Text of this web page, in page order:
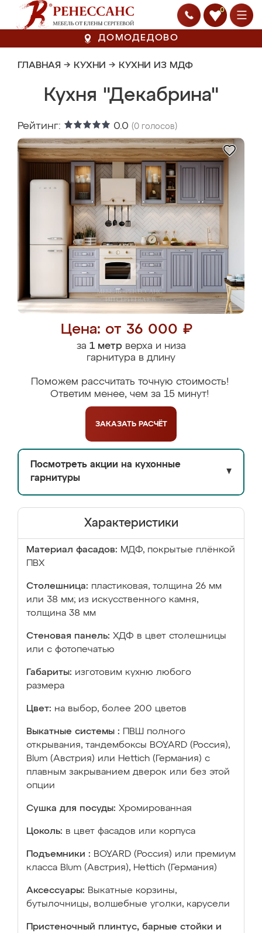
0
ДОМОДЕДОВО
ГЛАВНАЯ → КУХНИ → КУХНИ ИЗ МДФ
Кухня "Декабрина"
Рейтинг: 0.0 (0 голосов)
Цена: от 36 000 ₽
за 1 метрверха и низа
гарнитура в длину
Поможем рассчитать точную стоимость!
Ответим менее, чем за 15 минут!
ЗАКАЗАТЬ РАСЧЁТ
Посмотреть акции на кухонные
гарнитуры
▼
Характеристики
Материал фасадов: МДФ, покрытые плёнкой
ПВХ
Столешница: пластиковая, толщина 26 мм
или 38 мм; из искусственного камня,
толщина 38 мм
Стеновая панель: ХДФ в цвет столешницы
или с фотопечатью
Габариты: изготовим кухню любого
размера
Цвет: на выбор, более 200 цветов
Выкатные системы :
ПВШ полного
открывания, тандембоксы BOYARD (Россия),
Blum (Австрия) или Hettich (Германия) с
плавным закрыванием дверок или без этой
опции
Сушка для посуды: Хромированная
Цоколь: в цвет фасадов или корпуса
Подъемники : BOYARD (Россия) или премиум
класса Blum (Австрия), Hettich (Германия)
Аксессуары: Выкатные корзины,
бутылочницы, волшебные уголки, карусели
Пристеночный плинтус, барные стойки и